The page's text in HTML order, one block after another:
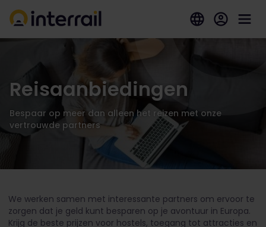
Reisaanbiedingen
Bespaar op meer dan alleen het reizen met onze
vertrouwde partners
We werken samen met interessante partners om ervoor te
zorgen dat je geld kunt besparen op je avontuur in Europa.
Krijg de beste prijzen voor hostels, toegang tot attracties en